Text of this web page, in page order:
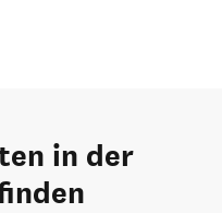
in der